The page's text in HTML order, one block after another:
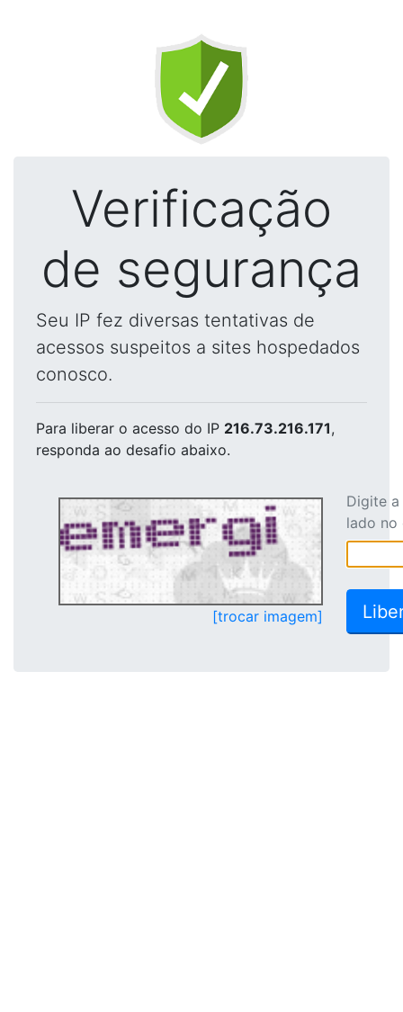
Verificação
de segurança
Seu IP fez diversas tentativas de
acessos suspeitos a sites hospedados
conosco.
Para liberar o acesso do IP 216.73.216.171,
responda ao desafio abaixo.
[trocar imagem]
Digite
lado no